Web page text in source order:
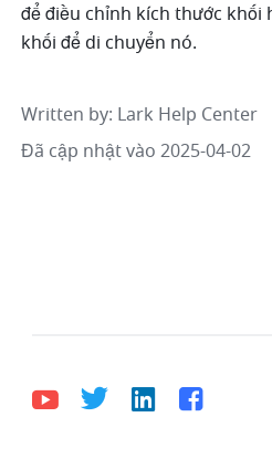
để điều chỉnh kích thước khối
khối để di chuyển nó.
Written by: Lark Help Center
Đã cập nhật vào 2025-04-02